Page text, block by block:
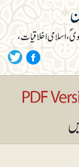
اسلامی اخلاقیات،